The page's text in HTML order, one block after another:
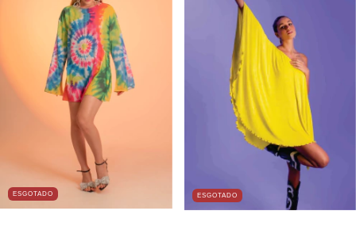
ESGOTADO ESGOTADO